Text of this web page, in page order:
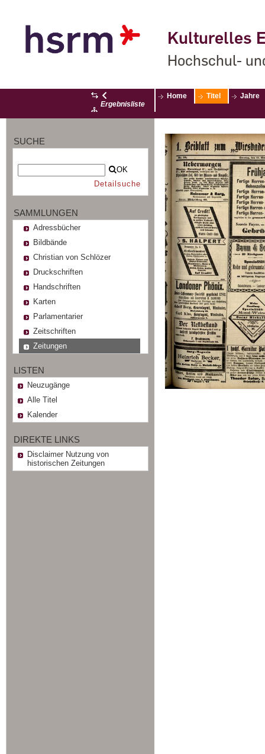
Kulturelles
Hochschul-
Ergebnisliste
Home Titel Jahre
SUCHE
OK
Detailsuche
SAMMLUNGEN
Adressbücher
Bildbände
Christian von Schlözer
Druckschriften
Handschriften
Karten
Parlamentarier
Zeitschriften
Zeitungen
LISTEN
Neuzugänge
Alle Titel
Kalender
DIREKTE LINKS
Disclaimer Nutzung von
historischen Zeitungen